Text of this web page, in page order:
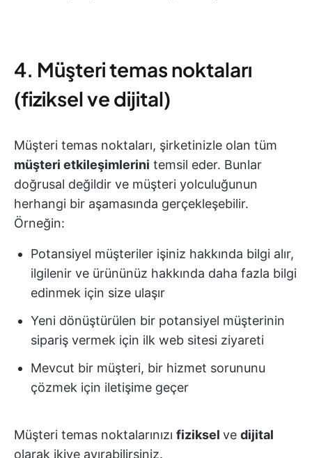
4. Müşteri temas noktaları
(fiziksel ve dijital)
Müşteri temas noktaları, şirketinizle olan tüm
müşteri etkileşimlerini temsil eder. Bunlar
doğrusal değildir ve müşteri yolculuğunun
herhangi bir aşamasında gerçekleşebilir.
Örneğin:
Potansiyel müşteriler işiniz hakkında bilgi alır,
ilgilenir ve ürününüz hakkında daha fazla bilgi
edinmek için size ulaşır
Yeni dönüştürülen bir potansiyel müşterinin
sipariş vermek için ilk web sitesi ziyareti
Mevcut bir müşteri, bir hizmet sorununu
çözmek için iletişime geçer
Müşteri temas noktalarınızı fiziksel ve dijital
olarak ikiye ayırabilirsiniz.